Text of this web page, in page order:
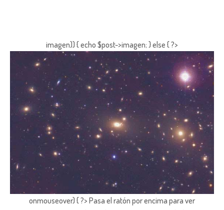
imagen)) { echo $post->imagen; } else { ?>
onmouseover) { ?> Pasa el ratón por encima para ver